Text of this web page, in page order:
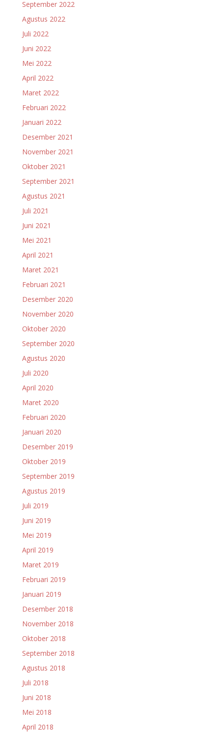
September 2022
Agustus 2022
Juli 2022
Juni 2022
Mei 2022
April 2022
Maret 2022
Februari 2022
Januari 2022
Desember 2021
November 2021
Oktober 2021
September 2021
Agustus 2021
Juli 2021
Juni 2021
Mei 2021
April 2021
Maret 2021
Februari 2021
Desember 2020
November 2020
Oktober 2020
September 2020
Agustus 2020
Juli 2020
April 2020
Maret 2020
Februari 2020
Januari 2020
Desember 2019
Oktober 2019
September 2019
Agustus 2019
Juli 2019
Juni 2019
Mei 2019
April 2019
Maret 2019
Februari 2019
Januari 2019
Desember 2018
November 2018
Oktober 2018
September 2018
Agustus 2018
Juli 2018
Juni 2018
Mei 2018
April 2018